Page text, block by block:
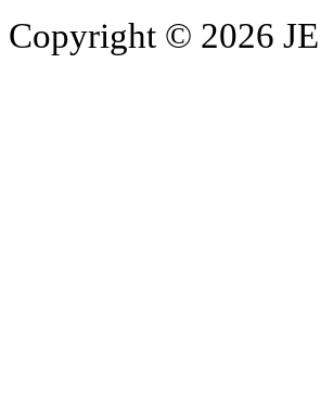
Copyright © 2026